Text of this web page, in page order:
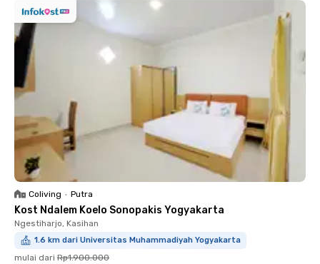
Coliving • Putra
Kost Ndalem Koelo Sonopakis Yogyakarta
Ngestiharjo, Kasihan
1.6 km dari Universitas Muhammadiyah Yogyakarta
mulai dari Rp1.900.000